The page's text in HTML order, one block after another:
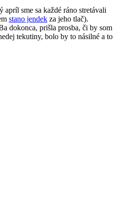
sme sa každé ráno stretávali
stano jendek za jeho tlač).
dokonca, prišla prosba, či by som
tekutiny, bolo by to násilné a to